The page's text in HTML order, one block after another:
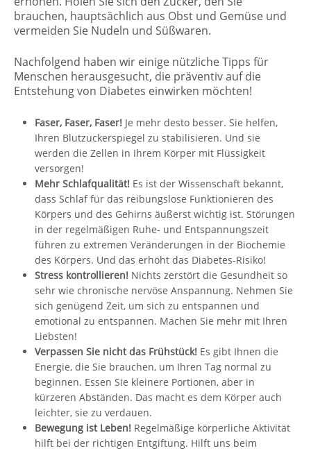
brauchen, hauptsächlich aus Obst und Gemüse und
vermeiden Sie Nudeln und Süßwaren.
Nachfolgend haben wir einige nützliche Tipps für
Menschen herausgesucht, die präventiv auf die
Entstehung von Diabetes einwirken möchten!
Faser, Faser, Faser! Je mehr desto besser. Sie helfen,
Ihren Blutzuckerspiegel zu stabilisieren. Und sie
werden die Zellen in Ihrem Körper mit Flüssigkeit
versorgen!
Mehr Schlafqualität! Es ist der Wissenschaft bekannt,
dass Schlaf für das reibungslose Funktionieren des
Körpers und des Gehirns äußerst wichtig ist. Störungen
in der regelmäßigen Ruhe- und Entspannungszeit
führen zu extremen Veränderungen in der Biochemie
des Körpers. Und das erhöht das Diabetes-Risiko!
Stress kontrollieren! Nichts zerstört die Gesundheit so
sehr wie chronische nervöse Anspannung. Nehmen Sie
sich genügend Zeit, um sich zu entspannen und
emotional zu entspannen. Machen Sie mehr mit Ihren
Liebsten!
Verpassen Sie nicht das Frühstück! Es gibt Ihnen die
Energie, die Sie brauchen, um Ihren Tag normal zu
beginnen. Essen Sie kleinere Portionen, aber in
kürzeren Abständen. Das macht es dem Körper auch
leichter, sie zu verdauen.
Bewegung ist Leben! Regelmäßige körperliche Aktivität
hilft bei der richtigen Entgiftung. Hilft uns beim